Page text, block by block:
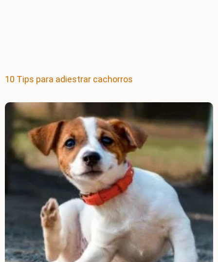
10 Tips para adiestrar cachorros